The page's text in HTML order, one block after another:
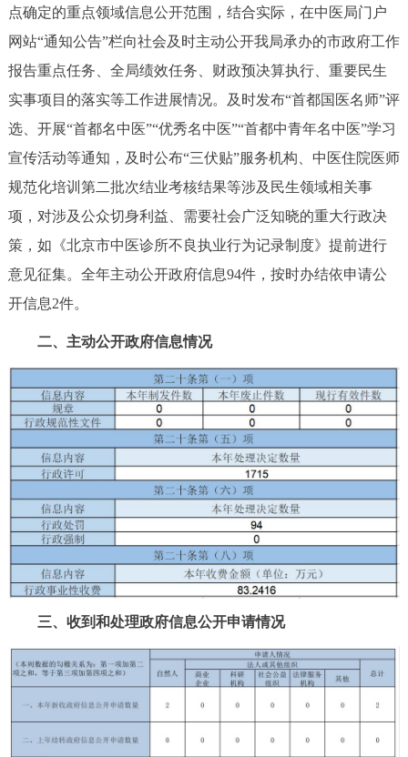
ENGLISH 한국어 日本語
DEUTSCH FRANÇAIS РУССКИЙ ЯЗЫК
ITALIANO
回到顶部
点确定的重点领域信息公开范围，结合实际，在中医局门户
网站“通知公告”栏向社会及时主动公开我局承办的市政府工作
报告重点任务、全局绩效任务、财政预决算执行、重要民生
实事项目的落实等工作进展情况。及时发布“首都国医名师”评
选、开展“首都名中医”“优秀名中医”“首都中青年名中医”学习
宣传活动等通知，及时公布“三伏贴”服务机构、中医住院医师
规范化培训第二批次结业考核结果等涉及民生领域相关事
项，对涉及公众切身利益、需要社会广泛知晓的重大行政决
策，如《北京市中医诊所不良执业行为记录制度》提前进行
意见征集。全年主动公开政府信息94件，按时办结依申请公
开信息2件。
二、主动公开政府信息情况
三、收到和处理政府信息公开申请情况